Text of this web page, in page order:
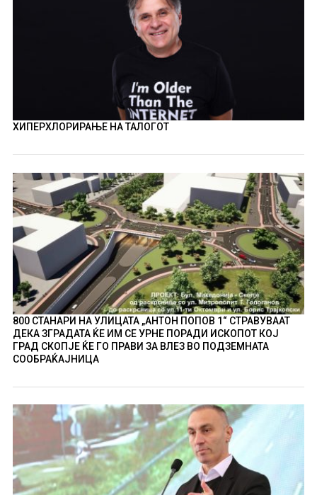
ХИПЕРХЛОРИРАЊЕ НА ТАЛОГОТ
800 СТАНАРИ НА УЛИЦАТА „АНТОН ПОПОВ 1“ СТРАВУВААТ
ДЕКА ЗГРАДАТА ЌЕ ИМ СЕ УРНЕ ПОРАДИ ИСКОПОТ КОЈ
ГРАД СКОПЈЕ ЌЕ ГО ПРАВИ ЗА ВЛЕЗ ВО ПОДЗЕМНАТА
СООБРАЌАЈНИЦА